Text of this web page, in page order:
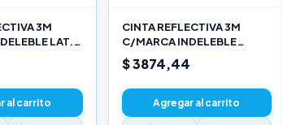
3M
LAT.
al carrito
CINTA REFLECTIVA 3M
C/MARCA INDELEBLE
TRASERA BLANCA Y ROJO X
METRO
$ 3874,44
Agregar al carrito